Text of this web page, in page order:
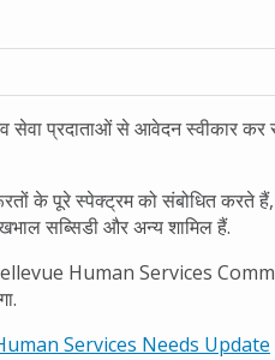
प्रदाताओं से आवेदन स्वीकार कर
के पूरे स्पेक्ट्रम को संबोधित करते हैं,
सब्सिडी और अन्य शामिल हैं.
Human Services
Services Needs Update